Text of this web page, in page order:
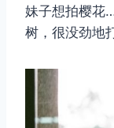
妹子想拍樱花
树，很没劲地